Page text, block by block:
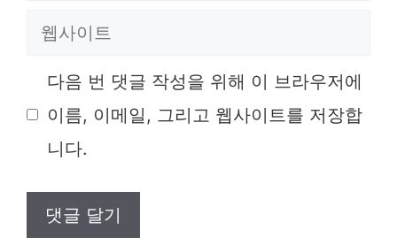
일
웹
트
다음 번 댓글 작성을 위해 이 브라우저에
이름, 이메일, 그리고 웹사이트를 저장합
니다.